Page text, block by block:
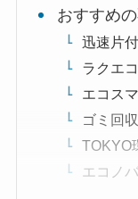
おすすめ
迅速片
ラクエコ
エコス
ゴミ回
TOKYO
エコノバ